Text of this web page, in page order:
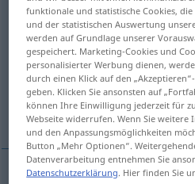
aussprechen, feierlich
vortragen, halten,
behaupten
funktionale und statistische Cookies,
und der statistischen Auswertung
werden auf Grundlage unserer
gespeichert. Marketing-Cookies und
personalisierter Werbung dienen,
durch einen Klick auf den
geben. Klicken Sie ansonsten auf
können Ihre Einwilligung jederzeit für
Webseite widerrufen. Wenn Sie weitere
und den Anpassungsmöglichkeiten
Button „Mehr Optionen“.
Datenverarbeitung entnehmen Sie
Datenschutzerklärung. Hier finden Sie